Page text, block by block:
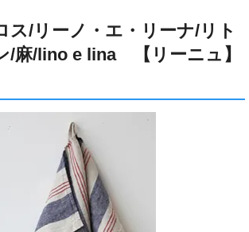
ス/リーノ・エ・リーナ/リト
/麻/lino e lina 【リーニュ】